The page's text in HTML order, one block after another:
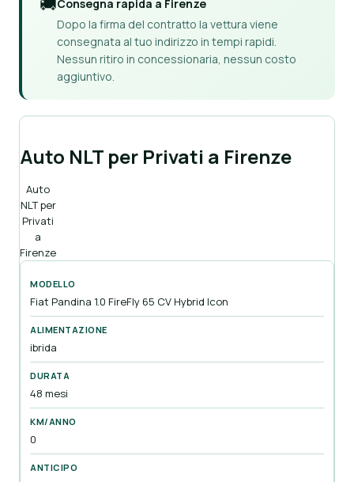
Consegna rapida a Firenze
Dopo la firma del contratto la vettura viene
consegnata al tuo indirizzo in tempi rapidi.
Nessun ritiro in concessionaria, nessun costo
aggiuntivo.
Auto NLT per Privati a Firenze
Auto
NLT per
Privati
a
Firenze
Fiat Pandina 1.0 FireFly 65 CV Hybrid Icon
ibrida
48 mesi
0